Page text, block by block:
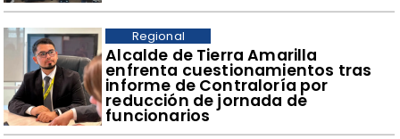
​Alcalde de Tierra Amarilla
enfrenta cuestionamientos tras
informe de Contraloría por
reducción de jornada de
funcionarios
Regional